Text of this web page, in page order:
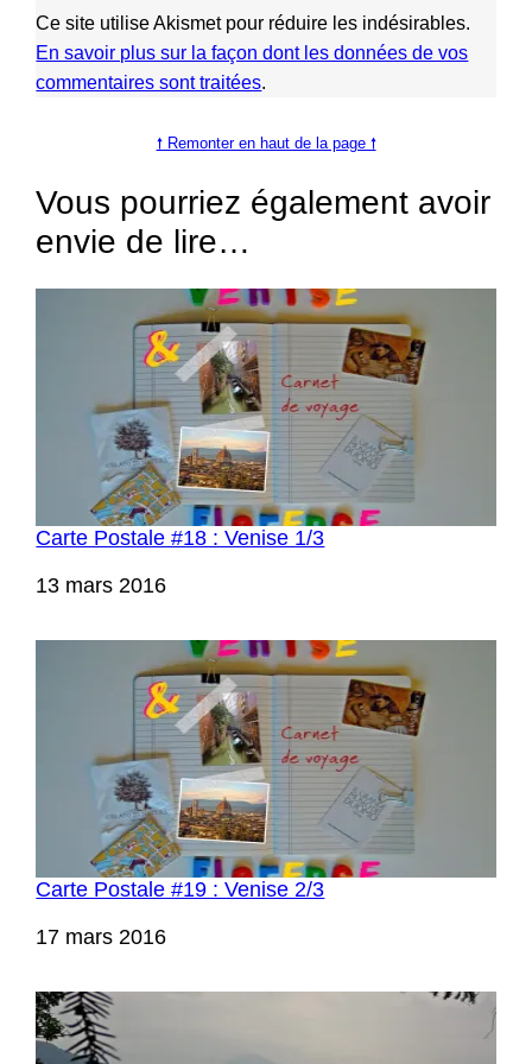
Ce site utilise Akismet pour réduire les indésirables.
En savoir plus sur la façon dont les données de vos
commentaires sont traitées.
🠕 Remonter en haut de la page 🠕
Vous pourriez également avoir
envie de lire…
Carte Postale #18 : Venise 1/3
Date
13 mars 2016
Carte Postale #19 : Venise 2/3
Date
17 mars 2016